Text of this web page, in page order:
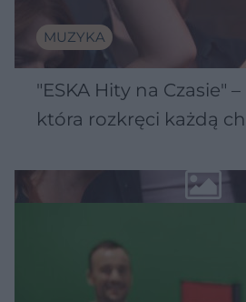
MUZYKA
"ESKA Hity na Czasie"
która rozkręci każdą